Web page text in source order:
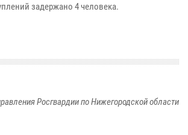
задержано 4 человека.
Росгвардии по Нижегородской области